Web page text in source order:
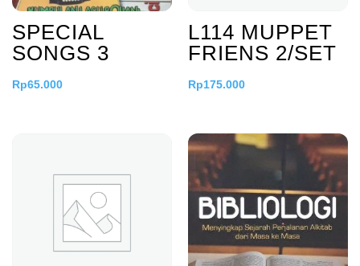
SPECIAL
SONGS 3
Rp65.000
L114 MUPPET
FRIENS 2/SET
Rp175.000